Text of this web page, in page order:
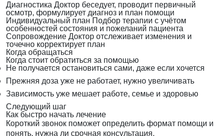
Диагностика Доктор беседует, проводит первичный
осмотр, формулирует диагноз и план помощи
Индивидуальный план Подбор терапии с учётом
особенностей состояния и пожеланий пациента
Сопровождение Доктор отслеживает изменения и
точечно корректирует план
Когда обращаться
Когда стоит обратиться за помощью
Не получается остановиться сами, даже если хочется
Прежняя доза уже не работает, нужно увеличивать
Зависимость уже мешает работе, семье и здоровью
Следующий шаг
Как быстро начать лечение
Короткий звонок поможет определить формат помощи и
понять, нужна ли срочная консультация.